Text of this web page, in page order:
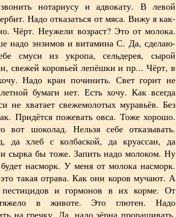
нотариусу и адвокату. В левой
Надо отказаться от мяса. Вижу я как-
Чёрт. Неужели возраст? Это от молока.
надо энзимов и витамина С. Да, сделаю-
смуси из укропа, сельдерея, сырой
свежей коровьей лепёшки и пр... Чёрт, в
Надо кран починить. Свет горит не
бумаги нет. Есть хочу. Как всегда
не хватает свежемолотых муравьёв. Без
Придётся пожевать овса. Тоже хорошо.
вот шоколад. Нельзя себе отказывать.
да хлеб с колбаской, да круассан, да
и сырка бы тоже. Запить надо молоком. Ну
насморк. У меня от молока насморк.
такая отрава. Как они коров мучают. А
пестицидов и гормонов в их корме. От
в животе. Это глютен. Надо
на гречку. Да, надо зёрна проращивать.